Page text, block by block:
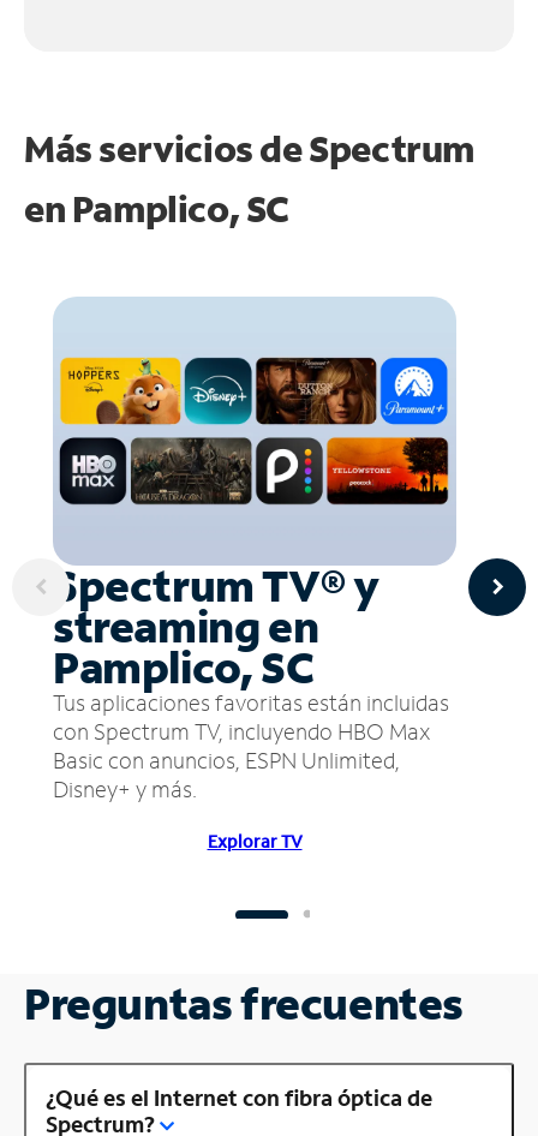
Más servicios de Spectrum
en Pamplico, SC
Spectrum TV® y
streaming en
Pamplico, SC
Tus aplicaciones favoritas están incluidas
con Spectrum TV, incluyendo HBO Max
Basic con anuncios, ESPN Unlimited,
Disney+ y más.
Explorar TV
Preguntas frecuentes
¿Qué es el Internet con fibra óptica de
Spectrum?